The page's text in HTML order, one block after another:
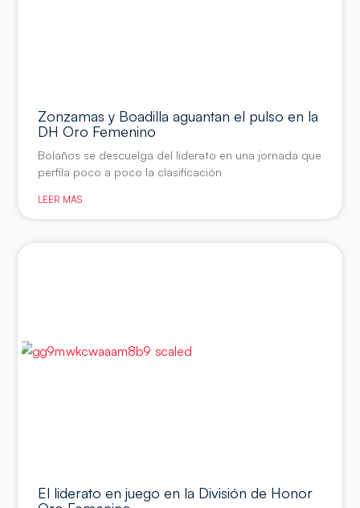
Zonzamas y Boadilla aguantan el pulso en la
DH Oro Femenino
Bolaños se descuelga del liderato en una jornada que
perfila poco a poco la clasificación
LEER MÁS
El liderato en juego en la División de Honor